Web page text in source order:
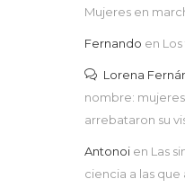
Mujeres en
Fernando en
Lorena
nombre:
arrebataron su
Antonoi en Las
ciencia a las